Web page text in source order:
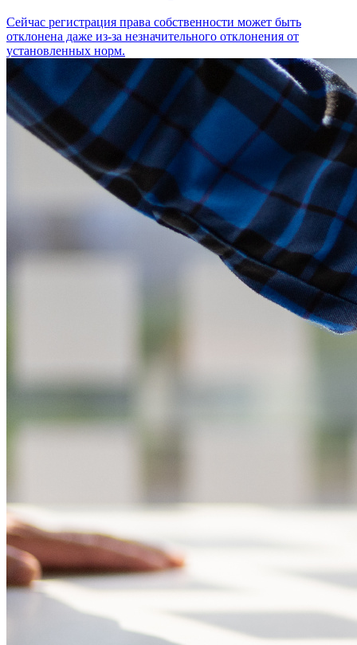
Сейчас регистрация права собственности может быть
отклонена даже из-за незначительного отклонения от
установленных норм.